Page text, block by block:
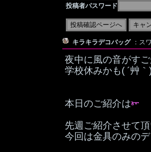
投稿者パスワード
キラキラデコバッグ ：ス
夜中に風の音がす
学校休みかも( ´艸
本日のご紹介は
先週ご紹介させて
今回は金具のみの